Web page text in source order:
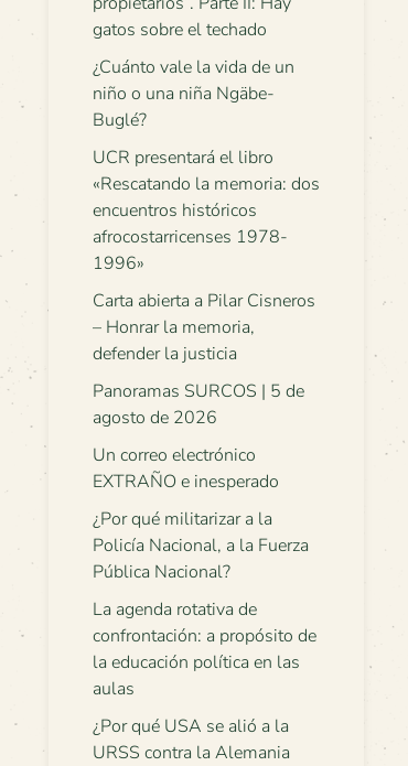
gatos sobre el techado
¿Cuánto vale la vida de un
niño o una niña Ngäbe-
Buglé?
UCR presentará el libro
«Rescatando la memoria: dos
encuentros históricos
afrocostarricenses 1978-
1996»
Carta abierta a Pilar Cisneros
– Honrar la memoria,
defender la justicia
Panoramas SURCOS | 5 de
agosto de 2026
Un correo electrónico
EXTRAÑO e inesperado
¿Por qué militarizar a la
Policía Nacional, a la Fuerza
Pública Nacional?
La agenda rotativa de
confrontación: a propósito de
la educación política en las
aulas
¿Por qué USA se alió a la
URSS contra la Alemania